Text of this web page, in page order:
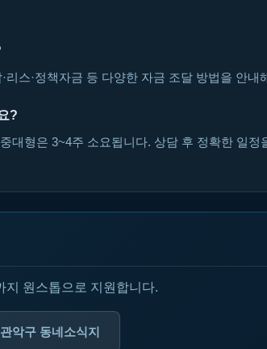
리스·정책자금 등 다양한 자금 조달 방법을 안내
?
대형은 3~4주 소요됩니다. 상담 후 정확한 일정
지 원스톱으로 지원합니다.
관악구 동네소식지